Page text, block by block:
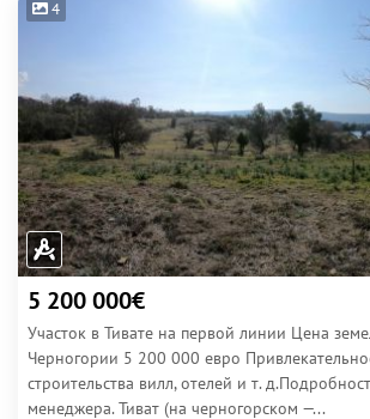
4
5 200 000€
Участок в Тивате на первой линии Цена
Черногории 5 200 000 евро
строительства вилл, отелей и т.
менеджера. Тиват (на черногорском —...